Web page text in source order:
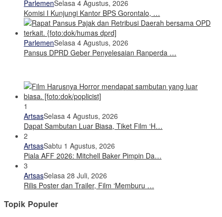
ParlemenSelasa 4 Agustus, 2026
Komisi I Kunjungi Kantor BPS Gorontalo, …
ParlemenSelasa 4 Agustus, 2026
Pansus DPRD Geber Penyelesaian Ranperda …
1
ArtsasSelasa 4 Agustus, 2026
Dapat Sambutan Luar Biasa, Tiket Film ‘H…
2
ArtsasSabtu 1 Agustus, 2026
Piala AFF 2026: Mitchell Baker Pimpin Da…
3
ArtsasSelasa 28 Juli, 2026
Rilis Poster dan Trailer, Film ‘Memburu …
Topik Populer